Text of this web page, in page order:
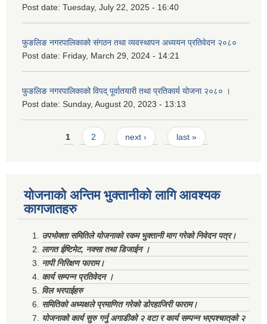
Post date: Tuesday, July 22, 2025 - 16:40
फुङलिङ नगरपालिकाको संगठन तथा व्यवस्थापन अध्ययन प्रतिवेदन २०८०
Post date: Friday, March 29, 2024 - 14:21
फुङलिङ नगरपालिकाको विपद् पूर्वातयारी तथा प्रतिकार्य योजना २०८० ।
Post date: Sunday, August 20, 2023 - 13:13
Pages1 2 next › last »
योजनाको अन्तिम भुक्तानीको लागि आवश्यक
कागजातहरु
उपभोक्ता समितिले योजनाको रकम भुक्तानी माग गरेको निवेदन पत्र।
लागत ईष्टिमेट, नक्सा तथा डिजाईन ।
नापी निरिक्षण फाराम।
कार्य सम्पन्न प्रतिवेदन ।
विल भरपाईहरु
समितिको अध्यक्षले प्रमाणित गरेको डोरहाजिरी फाराम।
योजनाको कार्य सुरु गर्नु अगाडीको २ वटा र कार्य सम्पन्न भएपश्चात्‌को २